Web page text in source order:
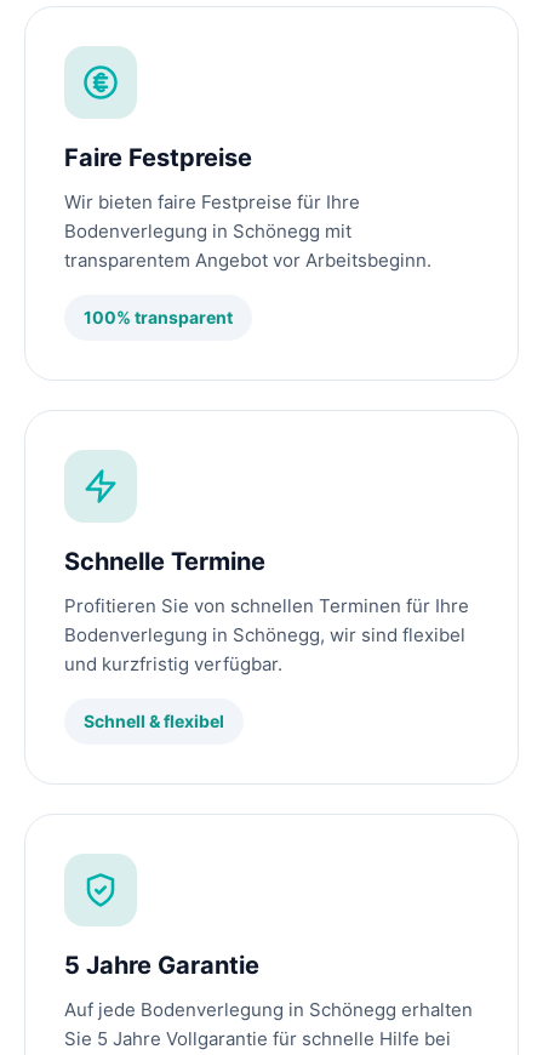
Faire Festpreise
Wir bieten faire Festpreise für Ihre
Bodenverlegung in Schönegg mit
transparentem Angebot vor Arbeitsbeginn.
100% transparent
Schnelle Termine
Profitieren Sie von schnellen Terminen für Ihre
Bodenverlegung in Schönegg, wir sind flexibel
und kurzfristig verfügbar.
Schnell & flexibel
5 Jahre Garantie
Auf jede Bodenverlegung in Schönegg erhalten
Sie 5 Jahre Vollgarantie für schnelle Hilfe bei